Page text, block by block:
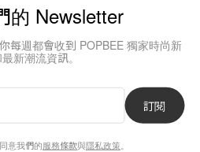
殘也能煮出米芝蓮菜式！
3 0
的 Newsletter
每週都會收到 POPBEE 獨家時尚新
新潮流資訊。
訂閱
意我們的服務條款與隱私政策